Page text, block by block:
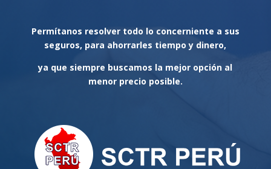
Permítanos resolver todo lo concerniente a sus
seguros, para ahorrarles tiempo y dinero,
ya que siempre buscamos la mejor opción al
menor precio posible.